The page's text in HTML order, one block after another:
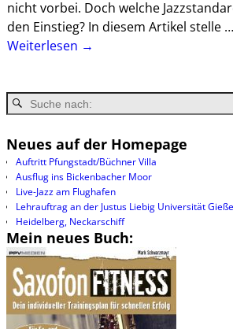
nicht vorbei. Doch welche
den Einstieg? In diesem Artikel stelle …
Weiterlesen →
Neues auf der Homepage
Auftritt Pfungstadt/Büchner Villa
Ausflug ins Bickenbacher Moor
Live-Jazz am Flughafen
Lehrauftrag an der Justus Liebig Universität
Heidelberg, Neckarschiff
Mein neues Buch: